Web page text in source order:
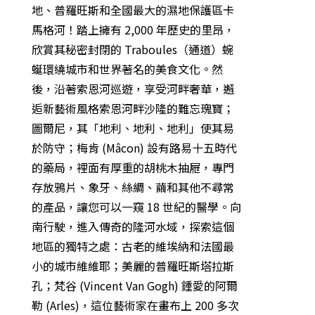
地、普羅旺斯和全國最大的濕地保護區卡
馬格河！踏上擁有 2,000 年歷史的里昂，
欣賞其秘密封閉的 Traboules（通道）蜿
蜒環繞城市和世界著名的美食文化。然
後，沿著索恩河巡遊，享受河畔奢華，邂
逅新藝術風格索恩河畔沙隆的難忘瑰寶；
圖爾尼，其「地利、地利、地利」使其易
於防守；梅肯 (Mâcon) 設有路易十五時代
的藥局，裡面有厚重的胡桃木抽屜，專門
存放鴉片、象牙、絲綢、繭和其他不尋常
的產品，讓您可以一窺 18 世紀的醫學。向
南行駛，進入傳奇的隆河水域，探索這個
地區的獨特之處：古老的維埃納和法國最
小的城市維維耶；美麗的普羅旺斯塔拉斯
孔；梵谷 (Vincent Van Gogh) 鍾愛的阿爾
勒 (Arles)，這位藝術家在畫布上 200 多次